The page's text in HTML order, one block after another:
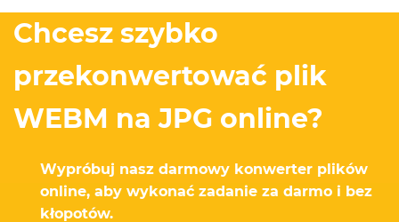
Chcesz szybko
przekonwertować plik
WEBM na JPG online?
Wypróbuj nasz darmowy konwerter plików
online, aby wykonać zadanie za darmo i bez
kłopotów.